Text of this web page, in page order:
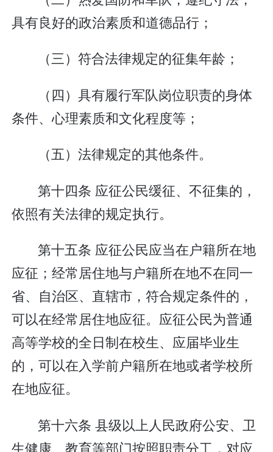
具有良好的政治素质和道德品行；
（三）符合法律规定的征集年龄；
（四）具有履行军队岗位职责的身体
条件、心理素质和文化程度等；
（五）法律规定的其他条件。
第十四条 应征公民缓征、不征集的，
依照有关法律的规定执行。
第十五条 应征公民应当在户籍所在地
应征；经常居住地与户籍所在地不在同一
省、自治区、直辖市，符合规定条件的，
可以在经常居住地应征。应征公民为普通
高等学校的全日制在校生、应届毕业生
的，可以在入学前户籍所在地或者学校所
在地应征。
第十六条 县级以上人民政府公安、卫
生健康、教育等部门按照职责分工，对应